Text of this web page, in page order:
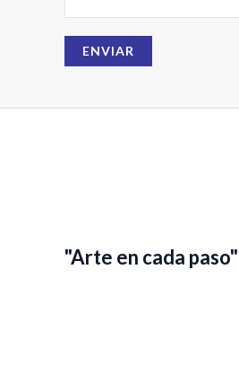
m
i
ENVIAR
"Arte en cada paso"